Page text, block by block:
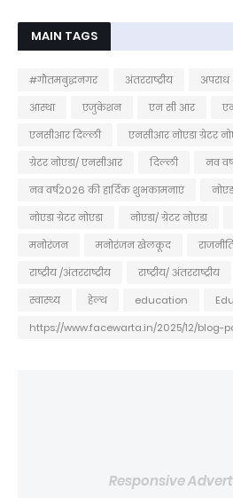
MAIN TAGS
#गौतमबुद्धनगर अंतरराष्ट्रीय अपराध
आस्था
एजुकेशन एन सी आर
एनसीआर दिल्ली
एनसीआर नोएडा ग्रेटर
ग्रेटर नोएडा/ एनसीआर
दिल्ली
नव
नव वर्ष2026 की हार्दिक शुभकामनाएं
नोएडा ग्रेटर नोएडा
नोएडा/ ग्रेटर नोएडा
मनोरंजन
मनोरंजन खेलकूद
राष्ट्रीय /अंतरराष्ट्रीय
राष्ट्रीय/ अंतरराष्ट्रीय
स्वास्थ्य
हेल्थ education
https://www.facewarta.in/2025/12/blog-
Responsive